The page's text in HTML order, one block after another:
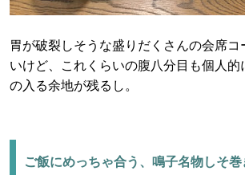
胃が破裂しそうな盛りだくさんの会席コ
いけど、これくらいの腹八分目も個人的
の入る余地が残るし。
ご飯にめっちゃ合う、鳴子名物しそ巻